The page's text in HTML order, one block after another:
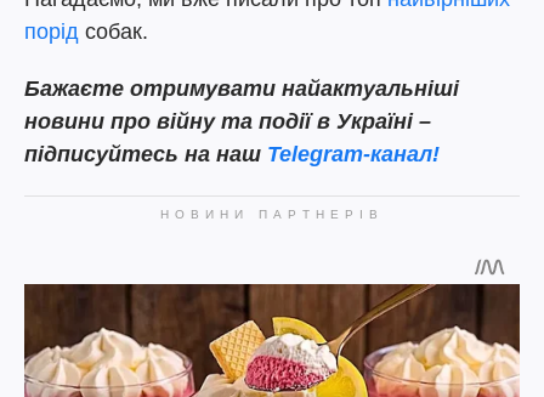
порід собак.
Бажаєте отримувати найактуальніші
новини про війну та події в Україні –
підписуйтесь на наш Telegram-канал!